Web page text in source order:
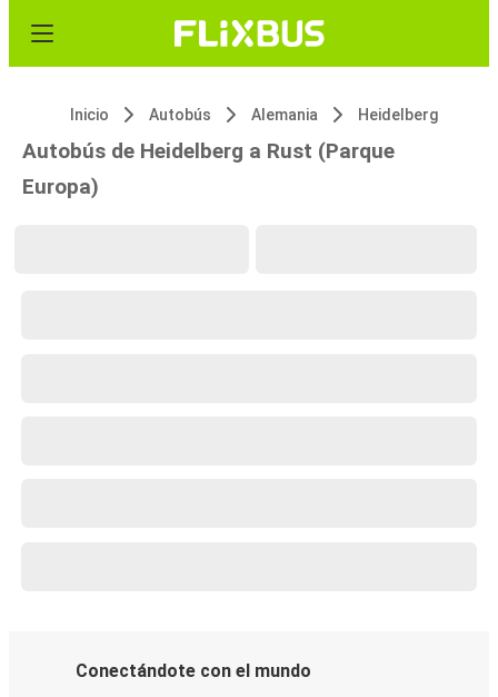
Inicio Autobús Alemania Heidelberg
Autobús de Heidelberg a Rust (Parque
Europa)
Conectándote con el mundo